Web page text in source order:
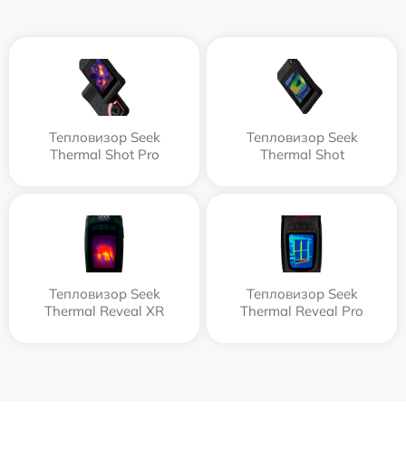
Тепловизор Seek
Thermal Shot Pro
Тепловизор Seek
Thermal Shot
Тепловизор Seek
Thermal Reveal XR
Тепловизор Seek
Thermal Reveal Pro